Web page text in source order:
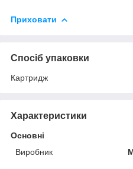
Приховати
Спосіб упаковки
Картридж
Характеристики
Основні
Виробник